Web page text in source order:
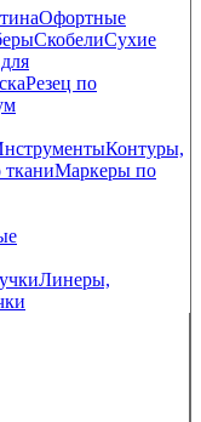
Офортные
СкобелиСухие
Резец по
Контуры,
тканиМаркеры по
Линеры,